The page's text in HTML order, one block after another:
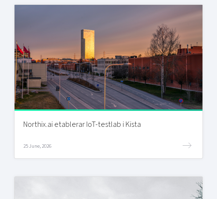
Northix.ai etablerar IoT-testlab i Kista
25 June, 2026